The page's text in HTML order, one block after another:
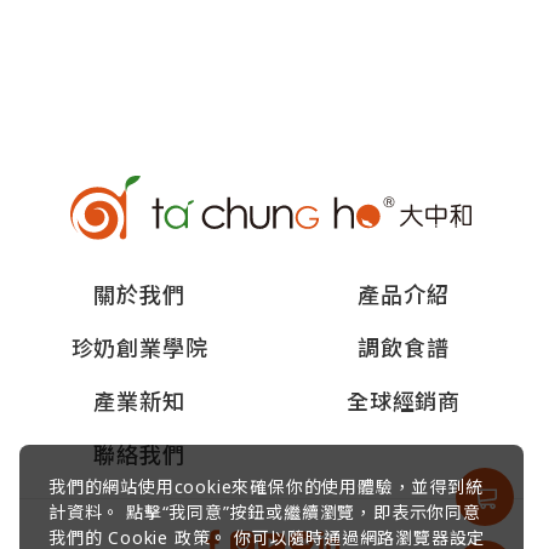
關於我們
產品介紹
珍奶創業學院
調飲食譜
產業新知
全球經銷商
聯絡我們
我們的網站使用cookie來確保你的使用體驗，並得到統
計資料。 點擊“我同意”按鈕或繼續瀏覽，即表示你同意
我們的 Cookie 政策。 你可以隨時通過網路瀏覽器設定